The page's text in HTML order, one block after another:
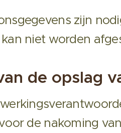
zijn
niet worden
de opslag
de nakoming